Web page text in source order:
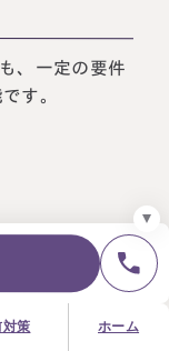
対策 ホーム
、一定の要件
す。
の親族や特別